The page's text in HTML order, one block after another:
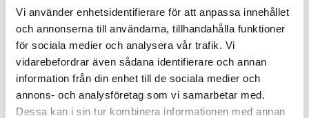
Vi använder enhetsidentifierare för att anpassa innehållet
och annonserna till användarna, tillhandahålla funktioner
för sociala medier och analysera vår trafik. Vi
vidarebefordrar även sådana identifierare och annan
information från din enhet till de sociala medier och
annons- och analysföretag som vi samarbetar med.
Dessa kan i sin tur kombinera informationen med annan